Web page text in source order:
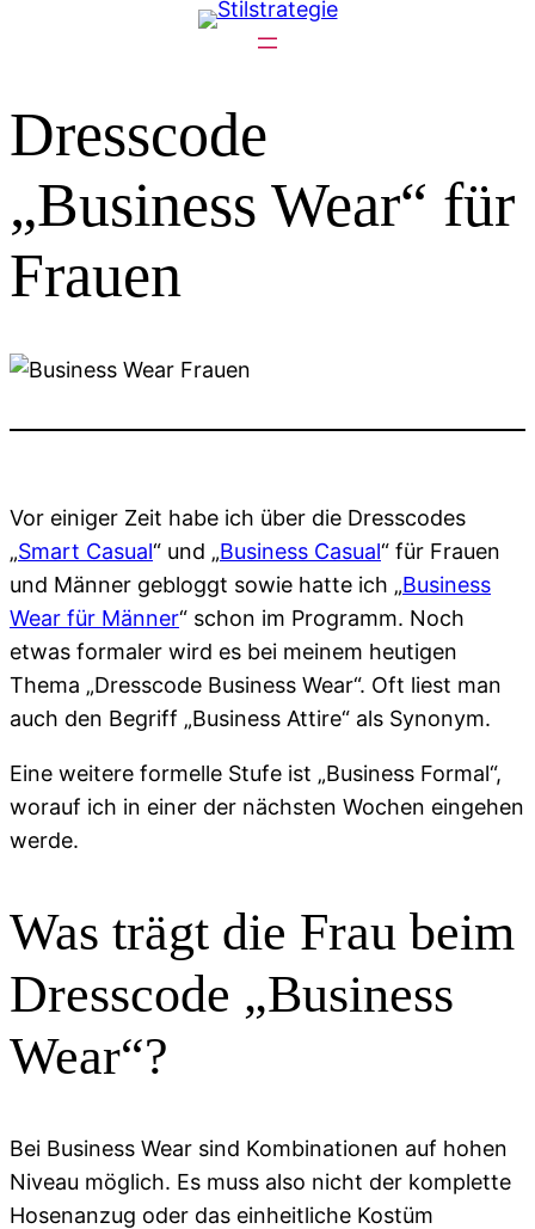
Dresscode
„Business Wear“ für
Frauen
Vor einiger Zeit habe ich über die Dresscodes
„Smart Casual“ und „Business Casual“ für Frauen
und Männer gebloggt sowie hatte ich „Business
Wear für Männer“ schon im Programm. Noch
etwas formaler wird es bei meinem heutigen
Thema „Dresscode Business Wear“. Oft liest man
auch den Begriff „Business Attire“ als Synonym.
Eine weitere formelle Stufe ist „Business Formal“,
worauf ich in einer der nächsten Wochen eingehen
werde.
Was trägt die Frau beim
Dresscode „Business
Wear“?
Bei Business Wear sind Kombinationen auf hohen
Niveau möglich. Es muss also nicht der komplette
Hosenanzug oder das einheitliche Kostüm